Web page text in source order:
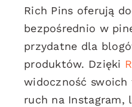
Rich Pins oferują
bezpośrednio w
przydatne dla
produktów. Dzięki
widoczność
ruch na Instagram,